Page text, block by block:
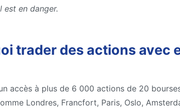
est en danger.
trader des actions avec
accès à plus de 6 000 actions de 20
Londres, Francfort, Paris, Oslo,